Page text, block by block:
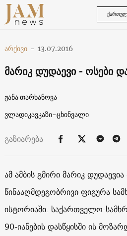
არქივი - 13.07.2016
მარიკ დუდაევი - ოსები
ჟანა თარხანოვა
ვლადიკავკაზი-ცხინვალი
გაზიარება
ამ ამბის გმირი მარიკ
წინააღმდეგობრივი ფიგურა
ისტორიაში. საქართველო-
90-იანების დასწყისში ის